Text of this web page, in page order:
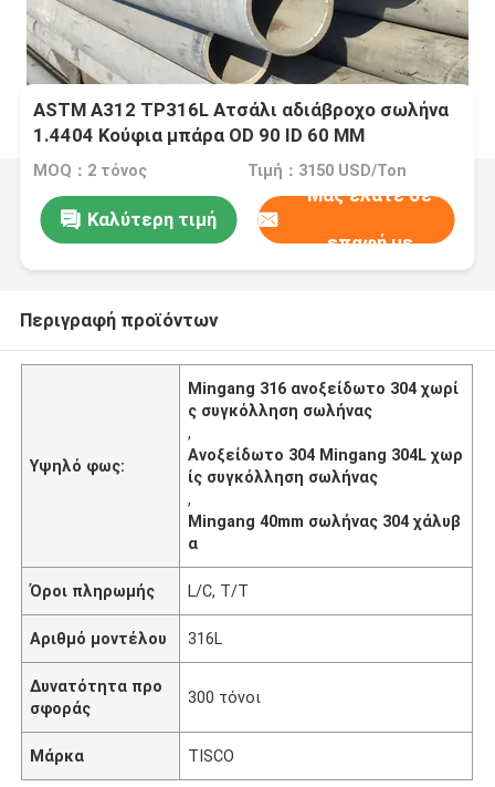
ASTM A312 TP316L Ατσάλι αδιάβροχο σωλήνα
1.4404 Κούφια μπάρα OD 90 ID 60 MM
MOQ：2 τόνος Τιμή：3150 USD/Ton
Καλύτερη τιμή
Μας ελάτε σε
επαφή με
Περιγραφή προϊόντων
Υψηλό φως:
Mingang 316 ανοξείδωτο 304 χωρί
ς συγκόλληση σωλήνας
,
Ανοξείδωτο 304 Mingang 304L χωρ
ίς συγκόλληση σωλήνας
,
Mingang 40mm σωλήνας 304 χάλυβ
α
Όροι πληρωμής L/C, T/T
Αριθμό μοντέλου 316L
Δυνατότητα προ
σφοράς
300 τόνοι
Μάρκα TISCO